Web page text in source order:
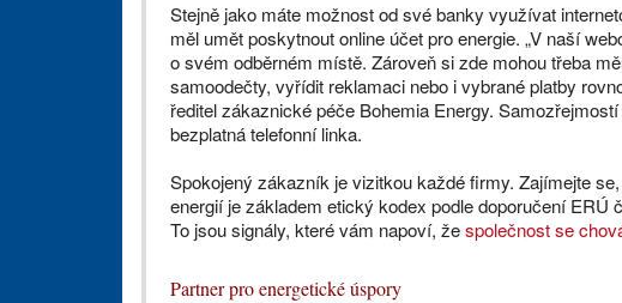
Stejně jako máte možnost od své banky využívat
měl umět poskytnout online účet pro energie. „V naší
o svém odběrném místě. Zároveň si zde mohou třeba
samoodečty, vyřídit reklamaci nebo i vybrané platby
ředitel zákaznické péče Bohemia Energy.
bezplatná telefonní linka.
Spokojený zákazník je vizitkou každé firmy. Zajímejte
energií je základem etický kodex podle doporučení ERÚ
To jsou signály, které vám napoví, žespolečnost se
Partner pro energetické úspory